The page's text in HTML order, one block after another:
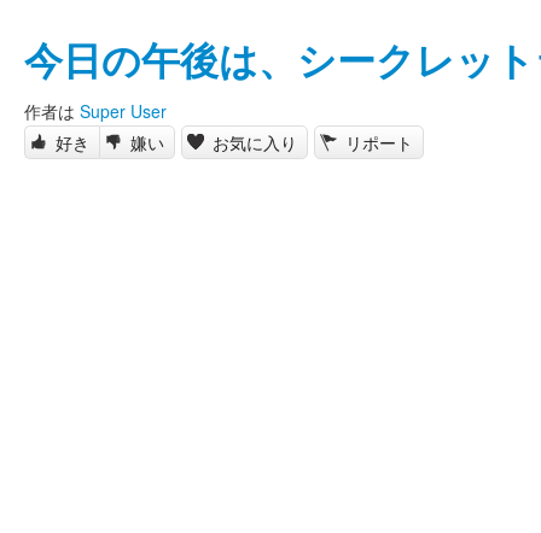
今日の午後は、シークレッ
作者は Super User
好き
嫌い お気に入り リポート